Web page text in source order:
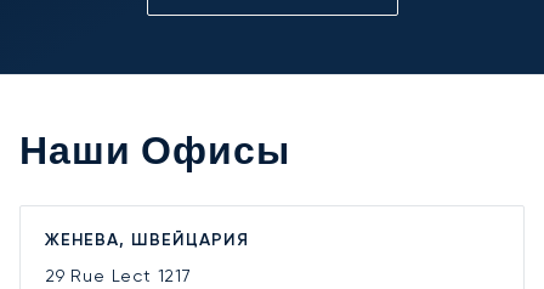
Наши Офисы
ЖЕНЕВА, ШВЕЙЦАРИЯ
29 Rue Lect 1217